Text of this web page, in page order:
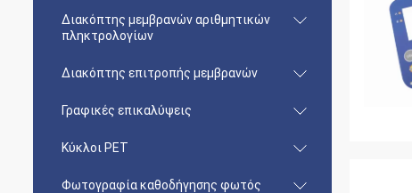
Διακόπτης μεμβρανών αριθμητικών
πληκτρολογίων
Διακόπτης επιτροπής μεμβρανών
Γραφικές επικαλύψεις
Κύκλοι PET
Φωτογραφία καθοδήγησης φωτός